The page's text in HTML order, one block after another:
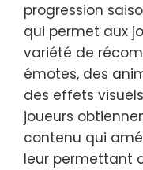
progression
qui permet aux
variété de
émotes, des
des effets
joueurs
contenu qui
leur permettant